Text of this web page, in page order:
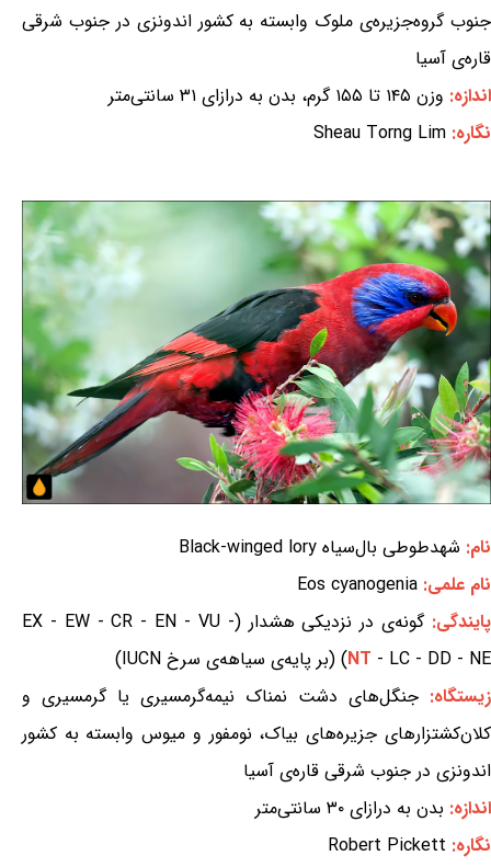
جنوب گروه‌جزیره‌ی ملوک وابسته به کشور اندونزی در جنوب شرقی
قاره‌ی آسیا
اندازه: وزن ۱۴۵ تا ۱۵۵ گرم، بدن به درازای ۳۱ سانتی‌متر
نگاره: Sheau Torng Lim
نام: شهدطوطی بال‌سیاه Black-winged lory
نام علمی: Eos cyanogenia
پایندگی:گونه‌ی در نزدیکی هشدار (EX - EW - CR - EN - VU -
NT - LC - DD - NE) (بر پایه‌ی سیاهه‌ی سرخ IUCN)
زیستگاه: جنگل‌های دشت نمناک نیمه‌گرمسیری یا گرمسیری و
کلان‌کشتزارهای جزیره‌های بیاک، نومفور و میوس وابسته به کشور
اندونزی در جنوب شرقی قاره‌ی آسیا
اندازه: بدن به درازای ۳۰ سانتی‌متر
نگاره: Robert Pickett